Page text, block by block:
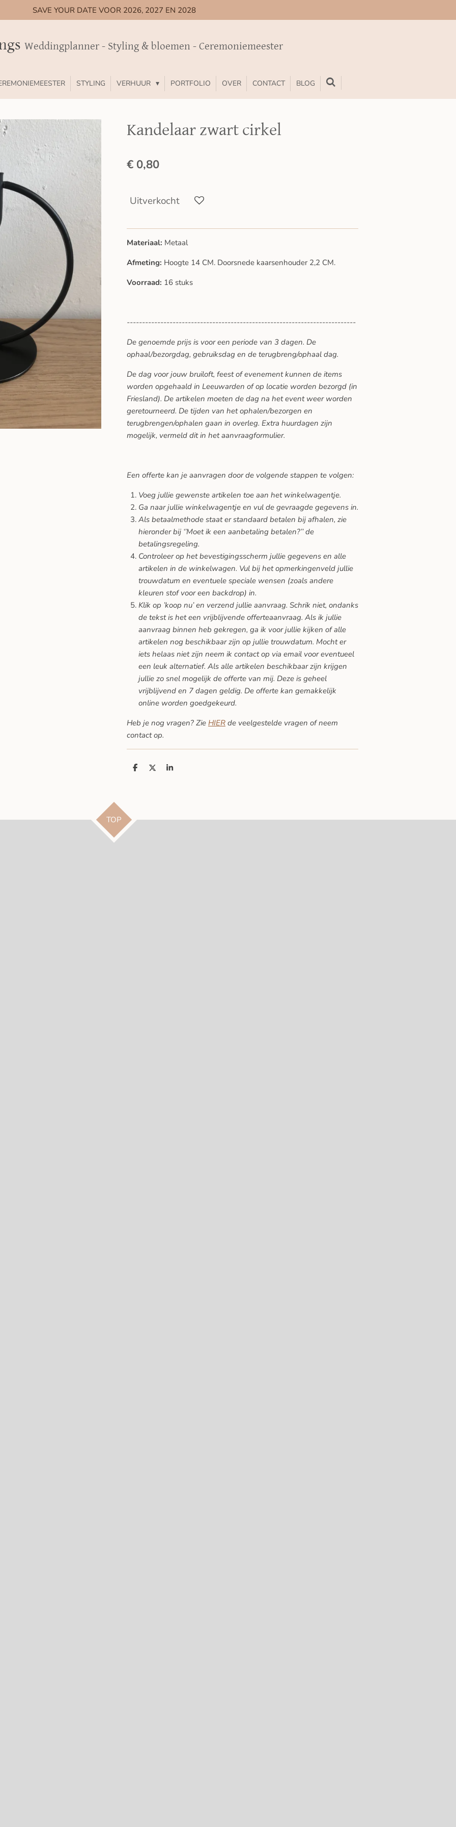
SAVE YOUR DATE VOOR 2026, 2027 EN 2028
Weddingplanner - Styling & bloemen - Ceremoniemeester
STYLING VERHUUR PORTFOLIO OVER CONTACT BLOG
Kandelaar zwart cirkel
€ 0,80
Uitverkocht
Materiaal: Metaal
Afmeting: Hoogte 14 CM. Doorsnede kaarsenhouder 2,2 CM.
Voorraad: 16 stuks
---------------------------------------------------------------------------
De genoemde prijs is voor een periode van 3 dagen. De
ophaal/bezorgdag, gebruiksdag en de terugbreng/ophaal dag.
De dag voor jouw bruiloft, feest of evenement kunnen de items
worden opgehaald in Leeuwarden of op locatie worden bezorgd (in
Friesland). De artikelen moeten de dag na het event weer worden
geretourneerd. De tijden van het ophalen/bezorgen en
terugbrengen/ophalen gaan in overleg. Extra huurdagen zijn
mogelijk, vermeld dit in het aanvraagformulier.
Een offerte kan je aanvragen door de volgende stappen te volgen:
Voeg jullie gewenste artikelen toe aan het winkelwagentje.
Ga naar jullie winkelwagentje en vul de gevraagde gegevens in.
Als betaalmethode staat er standaard betalen bij afhalen, zie
hieronder bij ‘’Moet ik een aanbetaling betalen?’’ de
betalingsregeling.
Controleer op het bevestigingsscherm jullie gegevens en alle
artikelen in de winkelwagen. Vul bij het opmerkingenveld jullie
trouwdatum en eventuele speciale wensen (zoals andere
kleuren stof voor een backdrop) in.
Klik op ’koop nu’ en verzend jullie aanvraag. Schrik niet, ondanks
de tekst is het een vrijblijvende offerteaanvraag. Als ik jullie
aanvraag binnen heb gekregen, ga ik voor jullie kijken of alle
artikelen nog beschikbaar zijn op jullie trouwdatum. Mocht er
iets helaas niet zijn neem ik contact op via email voor eventueel
een leuk alternatief. Als alle artikelen beschikbaar zijn krijgen
jullie zo snel mogelijk de offerte van mij. Deze is geheel
vrijblijvend en 7 dagen geldig. De offerte kan gemakkelijk
online worden goedgekeurd.
Heb je nog vragen? Zie HIER de veelgestelde vragen of neem
contact op.
D
D
S
TOP